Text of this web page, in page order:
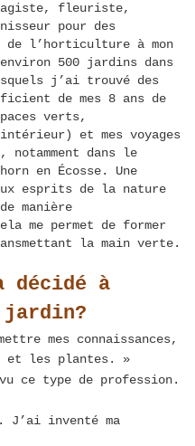
fleuriste,
pour des
l’horticulture à mon
500 jardins dans
j’ai trouvé des
de mes 8 ans de
verts,
et mes voyages
dans le
en Écosse. Une
esprits de la nature
manière
me permet de former
la main verte.
décidé à
jardin?
mes connaissances,
et les plantes. »
ce type de profession.
J’ai inventé ma